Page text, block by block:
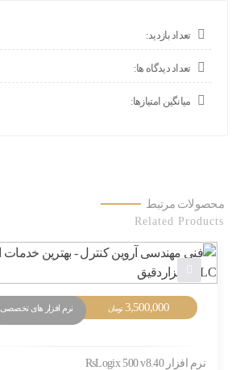
تعداد بازدید:
تعداد دیدگاه ها:
میانگین امتیازها:
محصولات مرتبط
Related Products
3,500,000 تومان نرم افزار های تخصصی
نرم افزار RsLogix 500 v8.40